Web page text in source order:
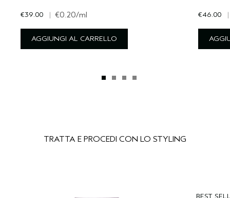
€39.00 | €0.20/ml
AGGIUNGI AL CARRELLO
€46.00 |
TRATTA E PROCEDI CON LO STYLING
BEST